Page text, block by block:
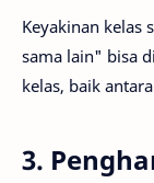
Keyakinan kelas
sama lain" bisa
kelas, baik
3.